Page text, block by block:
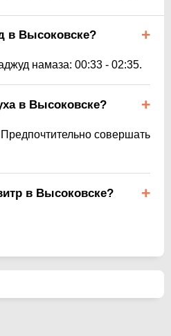
в Высоковске?
намаза: 00:33 - 02:35.
в Высоковске?
Предпочтительно совершать
в Высоковске?